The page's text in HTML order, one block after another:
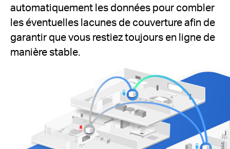
automatiquement les données pour combler
les éventuelles lacunes de couverture afin de
garantir que vous restiez toujours en ligne de
manière stable.